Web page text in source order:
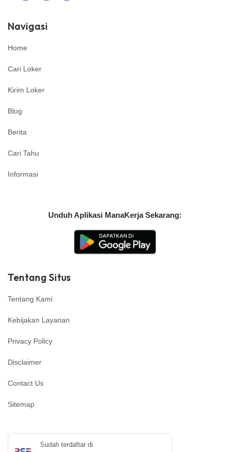
Navigasi
Home
Cari Loker
Kirim Loker
Blog
Berita
Cari Tahu
Informasi
Unduh Aplikasi ManaKerja Sekarang:
Tentang Situs
Tentang Kami
Kebijakan Layanan
Privacy Policy
Disclaimer
Contact Us
Sitemap
Sudah terdaftar di